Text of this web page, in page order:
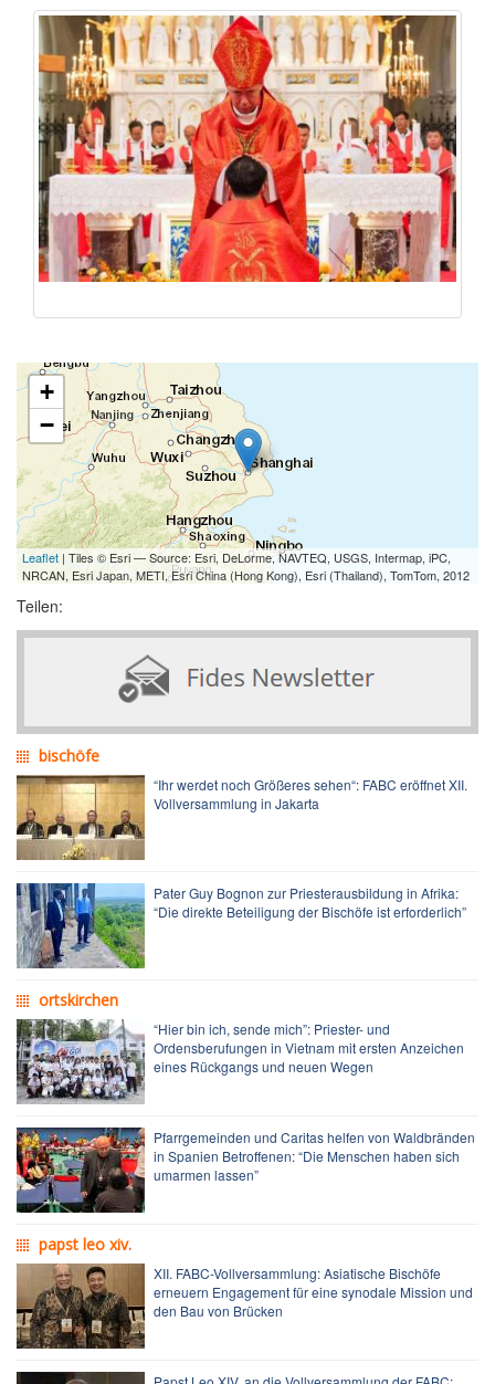
+
−
Leaflet | Tiles © Esri — Source: Esri, DeLorme, NAVTEQ, USGS, Intermap, iPC,
NRCAN, Esri Japan, METI, Esri China (Hong Kong), Esri (Thailand), TomTom, 2012
Teilen:
bischöfe
“Ihr werdet noch Größeres sehen“: FABC eröffnet XII.
Vollversammlung in Jakarta
Pater Guy Bognon zur Priesterausbildung in Afrika:
“Die direkte Beteiligung der Bischöfe ist erforderlich”
ortskirchen
“Hier bin ich, sende mich”: Priester- und
Ordensberufungen in Vietnam mit ersten Anzeichen
eines Rückgangs und neuen Wegen
Pfarrgemeinden und Caritas helfen von Waldbränden
in Spanien Betroffenen: “Die Menschen haben sich
umarmen lassen”
papst leo xiv.
XII. FABC-Vollversammlung: Asiatische Bischöfe
erneuern Engagement für eine synodale Mission und
den Bau von Brücken